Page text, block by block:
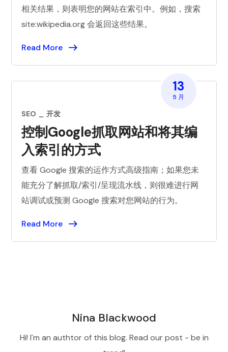
相关结果，则表明您的网站在索引中。例如，搜索
site:wikipedia.org 会返回这些结果。
Read More
13
5 月
SEO 开发
控制Google抓取网站和将其编
入索引的方式
查看 Google 搜索的运作方式高级指南；如果您未
能充分了解抓取/索引/呈现流水线，则很难进行网
站调试或预测 Google 搜索对您网站的行为。
Read More
Nina Blackwood
Hi! I`m an authtor of this blog. Read our post - be in